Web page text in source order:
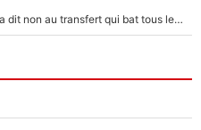
140M€ pour Yan Diomandé : Le PSG a dit non au transfert qui bat tous les records sur le mercato